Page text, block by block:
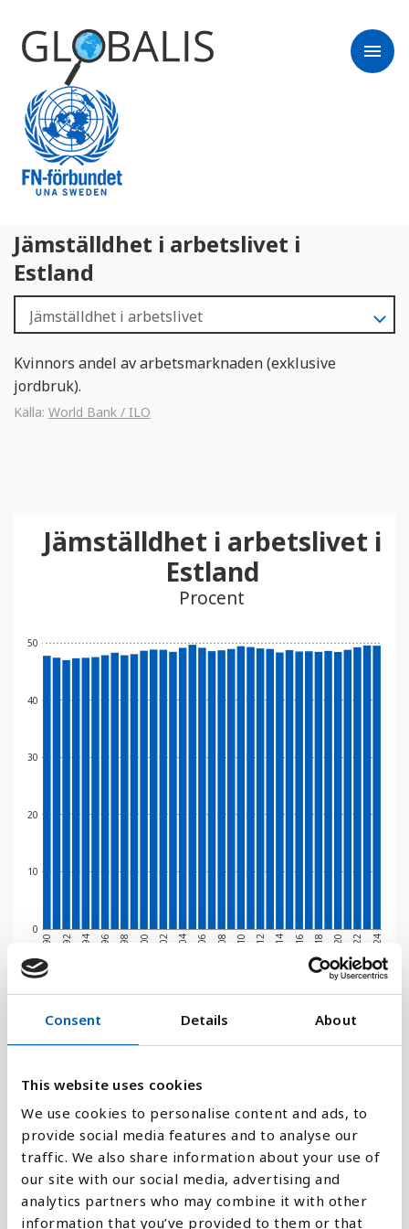
Consent Details About
This website uses cookies
We use cookies to personalise content and ads, to
provide social media features and to analyse our
traffic. We also share information about your use of
our site with our social media, advertising and
analytics partners who may combine it with other
information that you’ve provided to them or that
menu
Jämställdhet i arbetslivet i
Estland
Kvinnors andel av arbetsmarknaden (exklusive
jordbruk).
Källa: World Bank / ILO
0
10
20
30
40
50
1990 1992 1994 1996 1998 2000 2002 2004 2006 2008 2010 2012 2014 2016 2018 2020 2022 2024
Jämställdhet i arbetslivet i
Estland
Procent
Stapeldiagram
Jämför med: